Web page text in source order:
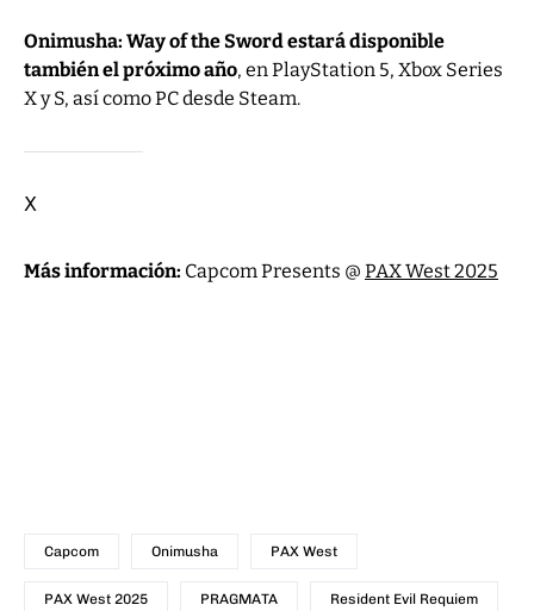
Onimusha: Way of the Sword estará disponible
también el próximo año, en PlayStation 5, Xbox Series
X y S, así como PC desde Steam.
Ⅹ
Más información: Capcom Presents @ PAX West 2025
Capcom Onimusha PAX West
PAX West 2025 PRAGMATA Resident Evil Requiem